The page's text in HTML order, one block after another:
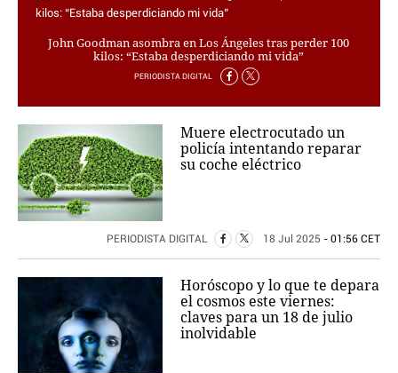
John Goodman asombra en Los Ángeles tras perder 100
kilos: “Estaba desperdiciando mi vida”
PERIODISTA DIGITAL
Muere electrocutado un
policía intentando reparar
su coche eléctrico
PERIODISTA DIGITAL 18 Jul 2025 - 01:56 CET
Horóscopo y lo que te depara
el cosmos este viernes:
claves para un 18 de julio
inolvidable